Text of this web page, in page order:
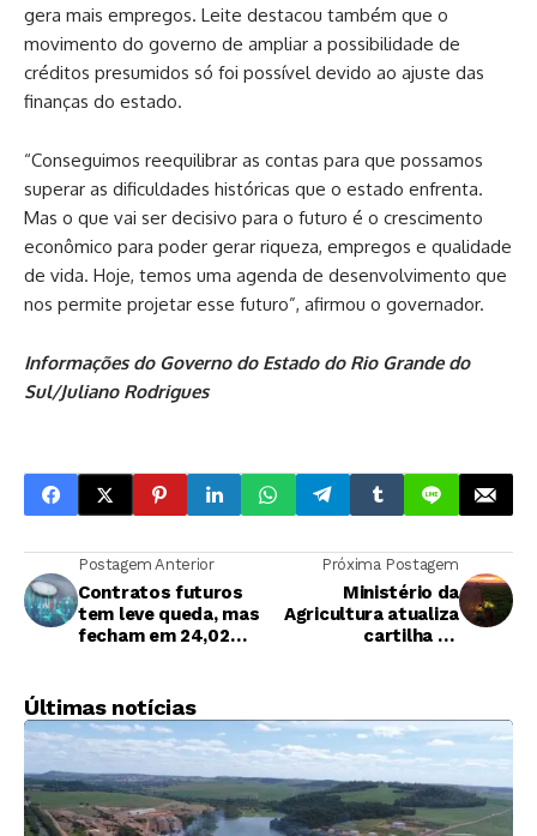
gera mais empregos. Leite destacou também que o
movimento do governo de ampliar a possibilidade de
créditos presumidos só foi possível devido ao ajuste das
finanças do estado.
“Conseguimos reequilibrar as contas para que possamos
superar as dificuldades históricas que o estado enfrenta.
Mas o que vai ser decisivo para o futuro é o crescimento
econômico para poder gerar riqueza, empregos e qualidade
de vida. Hoje, temos uma agenda de desenvolvimento que
nos permite projetar esse futuro”, afirmou o governador.
Informações do Governo do Estado do Rio Grande do
Sul/Juliano Rodrigues
Postagem Anterior
Contratos futuros
tem leve queda, mas
fecham em 24,02
Próxima Postagem
Ministério da
Agricultura atualiza
cartilha de
Últimas notícias